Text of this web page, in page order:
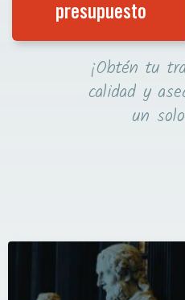
presupuesto
¡Obtén tu
calidad y
un